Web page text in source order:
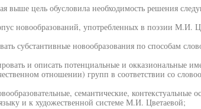
выше цель обусловила необходимость решения
новообразований, употребленных в поэзии М.И.
субстантивные новообразования по способам
и описать потенциальные и окказиональные
отношении) групп в соответствии со
семантические, контекстуальные
и к художественной системе М.И. Цветаевой;